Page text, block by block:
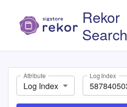
Rekor
Search
Attribute
Log Index
Log Index